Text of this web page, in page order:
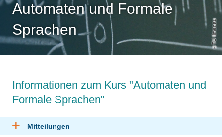
TU Ilmenau
Automaten und Formale
Sprachen
Informationen zum Kurs "Automaten und
Formale Sprachen"
Mitteilungen